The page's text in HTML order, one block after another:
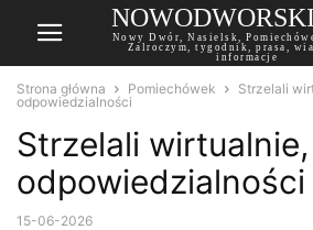
Nowy Dwór, Nasielsk,
Zalroczym, tygodnik, prasa,
informacje
Strona główna Pomiechówek
Strzelali
odpowiedzialności
Strzelali
odpowiedzialności
15-06-2026